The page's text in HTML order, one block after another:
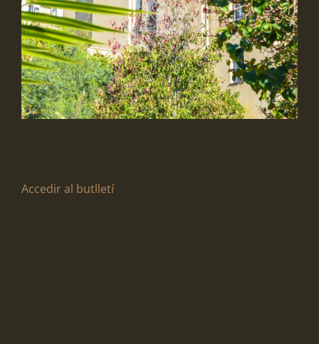
Accedir al butlletí